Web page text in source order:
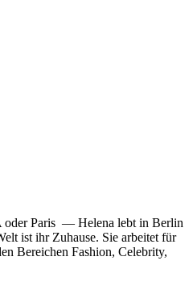
Paris — Helena lebt in Berlin
ist ihr Zuhause. Sie arbeitet für
Bereichen Fashion, Celebrity,